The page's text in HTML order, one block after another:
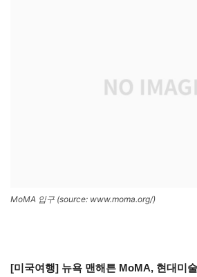
MoMA 입구 (source: www.moma.org/)
[미국여행] 뉴욕 맨해튼 MoMA, 현대미